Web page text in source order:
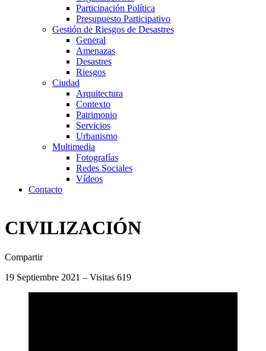
Participación Política
Presupuesto Participativo
Gestión de Riesgos de Desastres
General
Amenazas
Desastres
Riesgos
Ciudad
Arquitectura
Contexto
Patrimonio
Servicios
Urbanismo
Multimedia
Fotografías
Redes Sociales
Vídeos
Contacto
CIVILIZACIÓN
Compartir
19 Septiembre 2021 – Visitas 619